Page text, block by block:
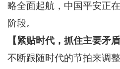
略全面起航，中国平安正
阶段。
【紧贴时代，抓住主要矛盾
不断跟随时代的节拍来调